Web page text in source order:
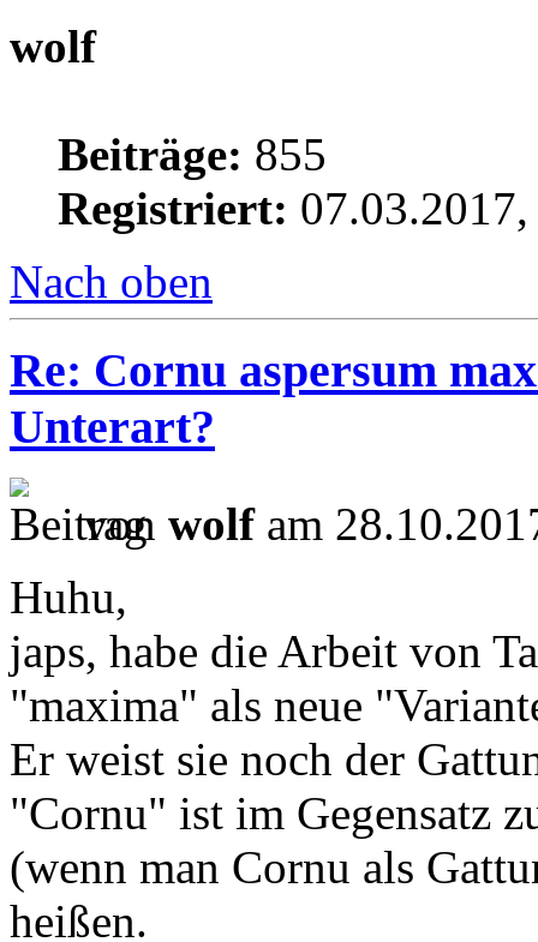
wolf
Beiträge: 855
Registriert:
Nach oben
Re: Cornu aspersum
Unterart?
von wolfam
Huhu,
japs, habe die Arbeit von
"maxima" als neue
Er weist sie noch der
"Cornu" ist im Gegensatz
(wenn man Cornu als
heißen.